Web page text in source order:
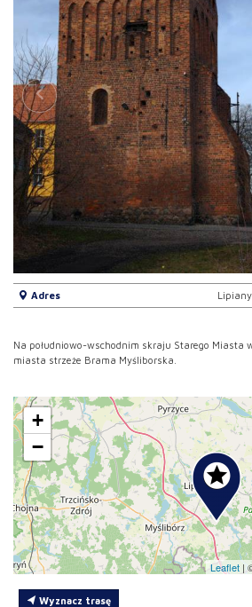
Adres Lipiany
Na południowo-wschodnim skraju Starego Miasta
miasta strzeże Brama Myśliborska.
+
−
Leaflet |
Wyznacz trasę